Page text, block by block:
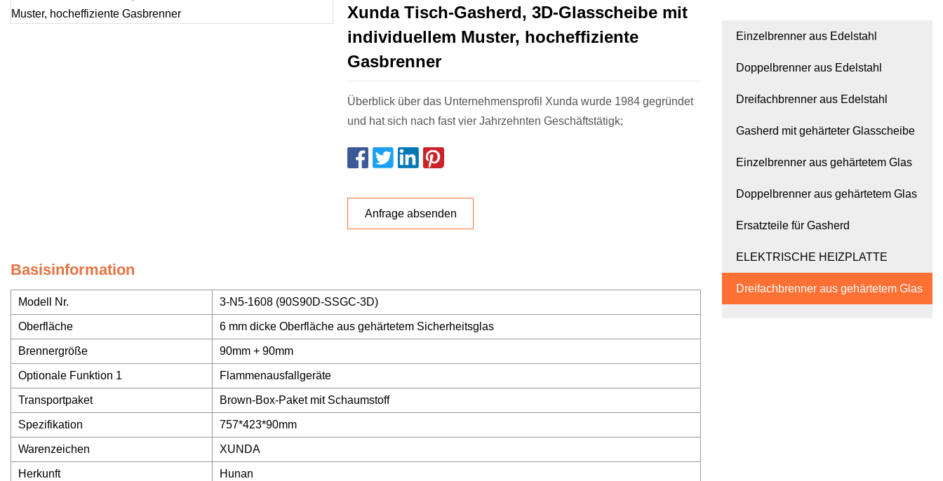
Xunda Tisch-Gasherd, 3D-Glasscheibe mit
individuellem Muster, hocheffiziente
Gasbrenner
Überblick über das Unternehmensprofil Xunda wurde 1984 gegründet
und hat sich nach fast vier Jahrzehnten Geschäftstätigk;
Anfrage absenden
Basisinformation
Modell Nr. 3-N5-1608 (90S90D-SSGC-3D)
Oberfläche 6 mm dicke Oberfläche aus gehärtetem Sicherheitsglas
Brennergröße 90mm + 90mm
Optionale Funktion 1 Flammenausfallgeräte
Transportpaket Brown-Box-Paket mit Schaumstoff
Spezifikation 757*423*90mm
Warenzeichen XUNDA
Herkunft Hunan
Einzelbrenner aus Edelstahl
Doppelbrenner aus Edelstahl
Dreifachbrenner aus Edelstahl
Gasherd mit gehärteter Glasscheibe
Einzelbrenner aus gehärtetem Glas
Doppelbrenner aus gehärtetem Glas
Ersatzteile für Gasherd
ELEKTRISCHE HEIZPLATTE
Dreifachbrenner aus gehärtetem Glas